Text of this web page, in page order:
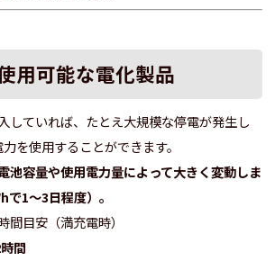
用可能な電化製品
していれば、たとえ大規模な停電が発生し
を使用することができます。
池容量や使用電力量によって大きく変動しま
1～3日程度）。
目安（満充電時）
間